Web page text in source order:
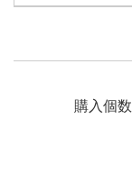
購入個数